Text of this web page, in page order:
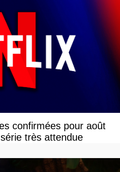
confirmées pour août
très attendue